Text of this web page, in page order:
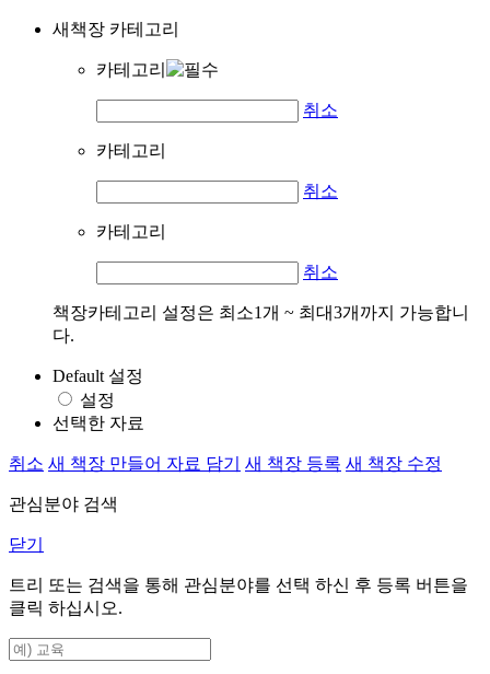
새책장 카테고리
카테고리
취소
카테고리
취소
카테고리
취소
책장카테고리 설정은 최소1개 ~ 최대3개까지 가능합니
다.
Default 설정
설정
선택한 자료
취소 새 책장 만들어 자료 담기 새 책장 등록 새 책장 수정
관심분야 검색
닫기
트리 또는 검색을 통해 관심분야를 선택 하신 후 등록 버튼을
클릭 하십시오.